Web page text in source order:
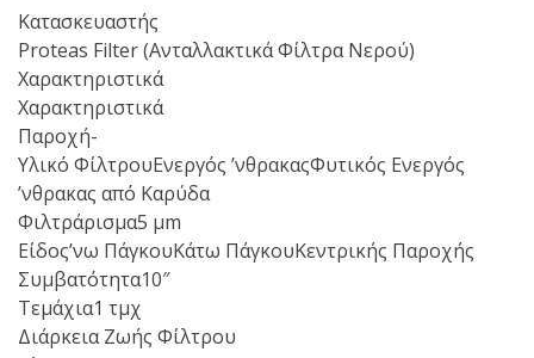
Κατασκευαστής
Proteas Filter (Ανταλλακτικά Φίλτρα Νερού)
Χαρακτηριστικά
Χαρακτηριστικά
Παροχή-
Υλικό ΦίλτρουΕνεργός ʼνθρακαςΦυτικός Ενεργός
ʼνθρακας από Καρύδα
Φιλτράρισμα5 μm
Είδοςʼνω ΠάγκουΚάτω ΠάγκουΚεντρικής Παροχής
Συμβατότητα10″
Τεμάχια1 τμχ
Διάρκεια Ζωής Φίλτρου